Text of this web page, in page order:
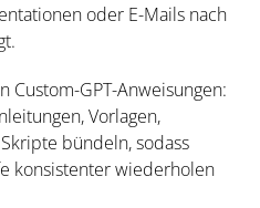
oder E-Mails nach
Custom-GPT-Anweisungen:
Vorlagen,
bündeln, sodass
konsistenter wiederholen